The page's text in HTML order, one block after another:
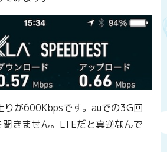
りが600Kbpsです。auでの3G回
きません。LTEだと真逆なんで